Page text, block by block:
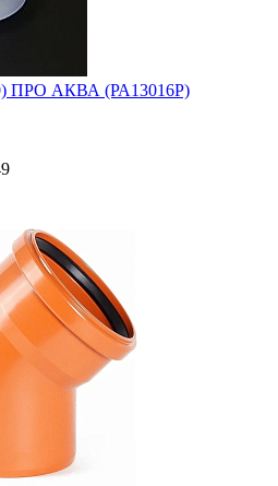
ПРО АКВА (РА13016Р)